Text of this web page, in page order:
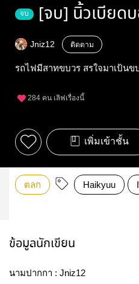
จบ [จบ] นิ้วเบียด
Jniz12 ติดตาม
รถไฟมีสาทขบวร​ สรใจมาเป้นข
284 คน เลิฟเรื่องนี้
เพิ่มเข้าชั้น
ตลก Haikyuu
ข้อมูลนักเขียน
นามปากกา : Jniz12